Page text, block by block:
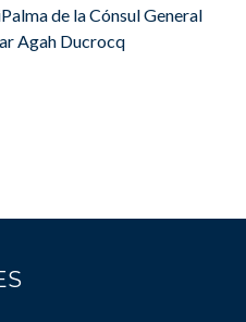
de la Cónsul General
Agah Ducrocq